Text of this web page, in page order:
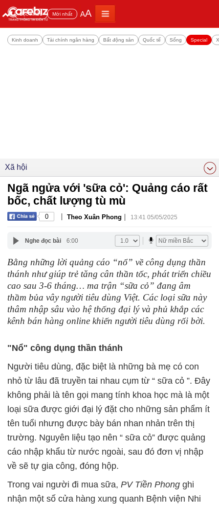
Đọc nhiều Mới nhất AA
Kinh doanh Tài chính ngân hàng Bất động sản Quốc tế Sống Special
Xã hội
Ngã ngửa với 'sữa cỏ': Quảng cáo rất
bốc, chất lượng tù mù
0 | Theo Xuân Phong | 13:41 05/05/2025
Nghe đọc bài 6:00
Bằng những lời quảng cáo “nổ” về công dụng thần
thánh như giúp trẻ tăng cân thần tốc, phát triển chiều
cao sau 3-6 tháng… ma trận “sữa cỏ” đang âm
thầm bủa vây người tiêu dùng Việt. Các loại sữa này
thâm nhập sâu vào hệ thống đại lý và phủ khắp các
kênh bán hàng online khiến người tiêu dùng rối bời.
"Nổ" công dụng thần thánh
Người tiêu dùng, đặc biệt là những bà mẹ có con
nhỏ từ lâu đã truyền tai nhau cụm từ “ sữa cỏ ”. Đây
không phải là tên gọi mang tính khoa học mà là một
loại sữa được giới đại lý đặt cho những sản phẩm ít
tên tuổi nhưng được bày bán nhan nhản trên thị
trường. Nguyên liệu tạo nên “ sữa cỏ” được quảng
cáo nhập khẩu từ nước ngoài, sau đó đơn vị nhập
về sẽ tự gia công, đóng hộp.
Trong vai người đi mua sữa, PV Tiền Phong ghi
nhận một số cửa hàng xung quanh Bệnh viện Nhi